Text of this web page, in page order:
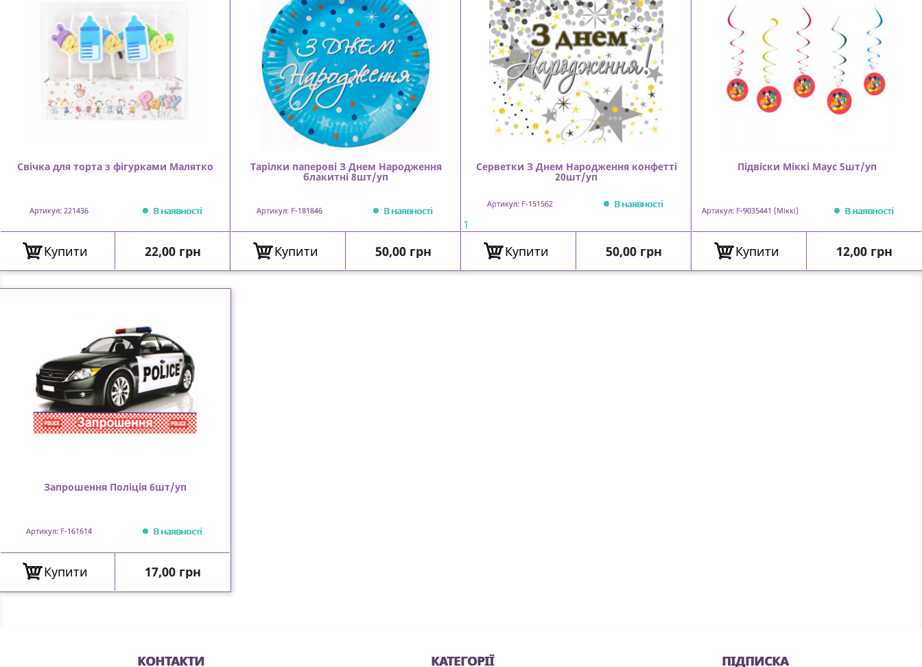
Свічка для торта з фігурками Малятко
Артикул: 221436 В наявності
Купити Ціна
22,00 грн
Тарілки паперові З Днем Народження
блакитні 8шт/уп
Артикул: F-181846 В наявності
Купити Ціна
50,00 грн
Серветки З Днем Народження конфетті
20шт/уп
Артикул: F-151562 В наявності
1
Купити Ціна
50,00 грн
Підвіски Міккі Маус 5шт/уп
Артикул: F-9035441 (Міккі) В наявності
Купити Ціна
12,00 грн
Запрошення Поліція 6шт/уп
Артикул: F-161614 В наявності
Купити Ціна
17,00 грн
КОНТАКТИ КАТЕГОРІЇ ПІДПИСКА